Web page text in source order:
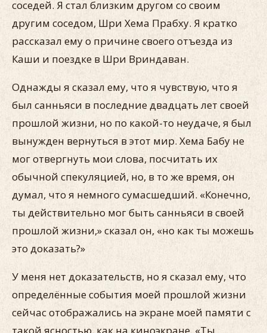
соседей. Я стал близким другом со своим
другим соседом, Шри Хема Прабху. Я кратко
рассказал ему о причине своего отъезда из
Каши и поездке в Шри Вриндаван.
Однажды я сказал ему, что я чувствую, что я
был санньяси в последние двадцать лет своей
прошлой жизни, но по какой-то неудаче, я был
вынужден вернуться в этот мир. Хема Бабу не
мог отвергнуть мои слова, посчитать их
обычной спекуляцией, но, в то же время, он
думал, что я немного сумасшедший. «Конечно,
ты действительно мог быть санньяси в своей
прошлой жизни,» сказал он, «но как ты можешь
это доказать?»
У меня нет доказательств, но я сказал ему, что
определённые события моей прошлой жизни
сейчас отображались на экране моей памяти с